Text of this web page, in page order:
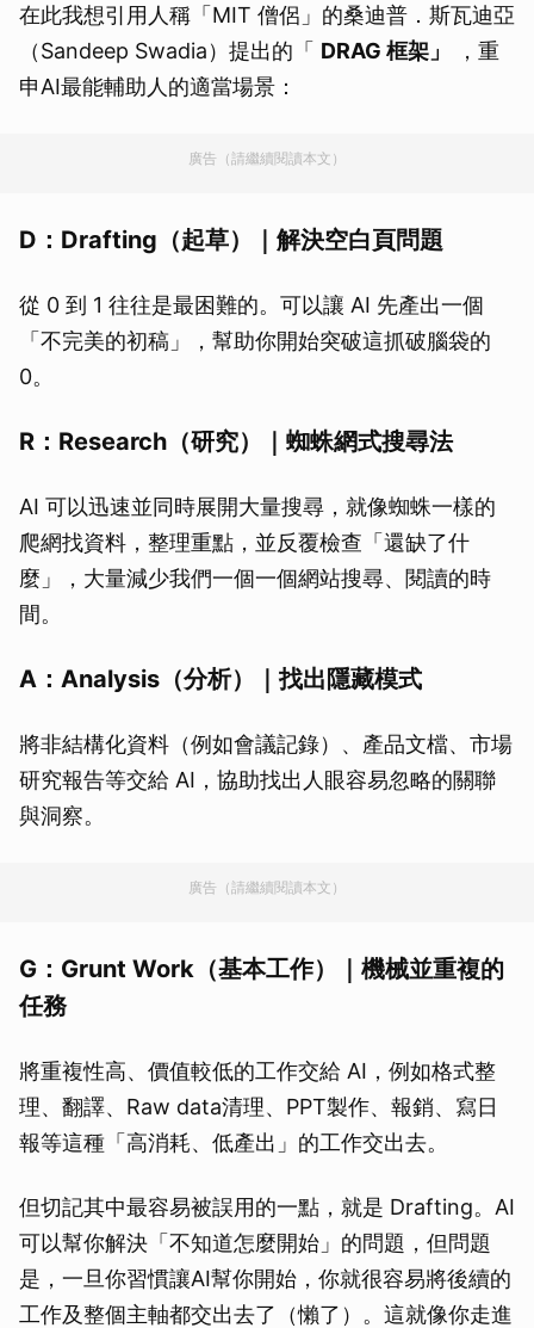
在此我想引用人稱「MIT 僧侶」的桑迪普．斯瓦迪亞
（Sandeep Swadia）提出的「 DRAG 框架」
，重
申AI最能輔助人的適當場景：
廣告（請繼續閱讀本文）
D：Drafting（起草）｜解決空白頁問題
從 0 到 1 往往是最困難的。可以讓 AI 先產出一個
「不完美的初稿」，幫助你開始突破這抓破腦袋的
0。
R：Research（研究）｜蜘蛛網式搜尋法
AI 可以迅速並同時展開大量搜尋，就像蜘蛛一樣的
爬網找資料，整理重點，並反覆檢查「還缺了什
麼」，大量減少我們一個一個網站搜尋、閱讀的時
間。
A：Analysis（分析）｜找出隱藏模式
將非結構化資料（例如會議記錄）、產品文檔、市場
研究報告等交給 AI，協助找出人眼容易忽略的關聯
與洞察。
廣告（請繼續閱讀本文）
G：Grunt Work（基本工作）｜機械並重複的
任務
將重複性高、價值較低的工作交給 AI，例如格式整
理、翻譯、Raw data清理、PPT製作、報銷、寫日
報等這種「高消耗、低產出」的工作交出去。
但切記其中最容易被誤用的一點，就是 Drafting。AI
可以幫你解決「不知道怎麼開始」的問題，但問題
是，一旦你習慣讓AI幫你開始，你就很容易將後續的
工作及整個主軸都交出去了（懶了）。這就像你走進